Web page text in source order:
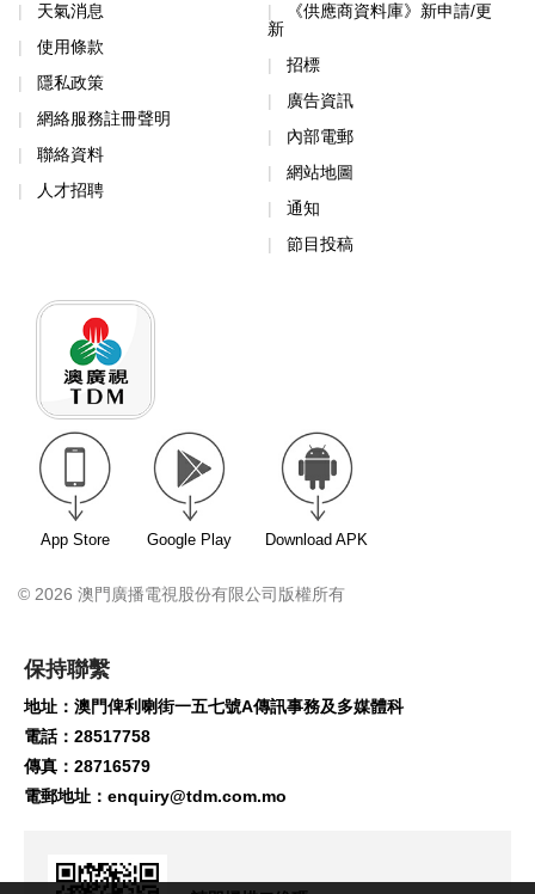
天氣消息
使用條款
隱私政策
網絡服務註冊聲明
聯絡資料
人才招聘
《供應商資料庫》新申請/更
新
招標
廣告資訊
內部電郵
網站地圖
通知
節目投稿
App Store Google Play Download APK
© 2026 澳門廣播電視股份有限公司版權所有
保持聯繫
地址：澳門俾利喇街一五七號A傳訊事務及多媒體科
電話：28517758
傳真：28716579
電郵地址： enquiry@tdm.com.mo